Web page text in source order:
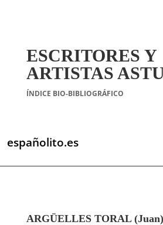
ESCRITORES Y
ARTISTAS
ÍNDICE BIO-BIBLIOGRÁFICO
españolito.es
ARGÜELLES TORAL